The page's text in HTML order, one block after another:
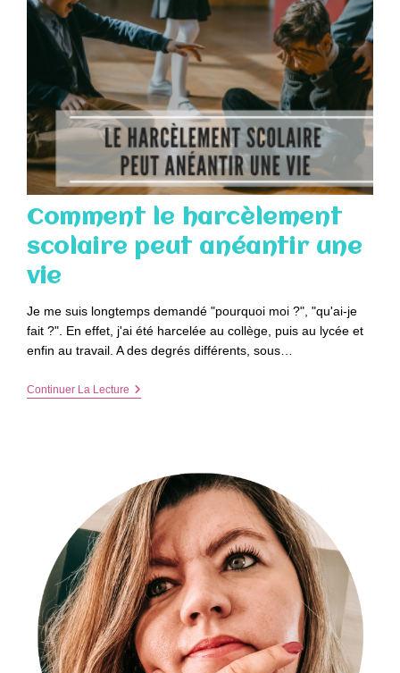
Comment le harcèlement
scolaire peut anéantir une
vie
Je me suis longtemps demandé "pourquoi moi ?", "qu'ai-je
fait ?". En effet, j'ai été harcelée au collège, puis au lycée et
enfin au travail. A des degrés différents, sous…
Continuer La LectureComment
Vie